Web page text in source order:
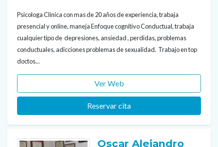
Psicologa Clinica con mas de 20 años de experiencia, trabaja
presencial y online, maneja Enfoque cognitivo Conductual, trabaja
cualquier tipo de depresiones, ansiedad , perdidas, problemas
conductuales, adicciones problemas de sexualidad. Trabajo en top
doctos...
Ver Web
Reservar cita
Oscar Alejandro